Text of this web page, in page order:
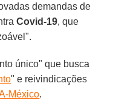
demandas de
Covid-19, que
único" que busca
" e reivindicações
México.